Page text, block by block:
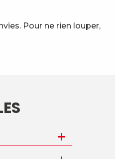
Pour ne rien louper,